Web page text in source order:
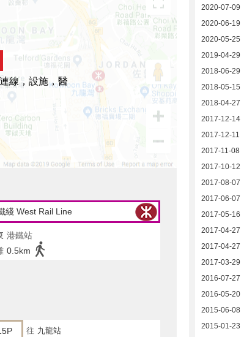
2020-07-09
2020-06-19
2020-05-25
2019-04-29
2018-06-29
2018-05-15
2018-04-27
2017-12-14
2017-12-11
2017-11-08
2017-10-12
2017-08-07
2017-06-07
2017-05-16
2017-04-27
2017-04-27
2017-03-29
2016-07-27
2016-05-20
2015-06-08
2015-01-23
線，設施，醫
綫 West Rail Line
港鐵站
0.5km
往 九龍站